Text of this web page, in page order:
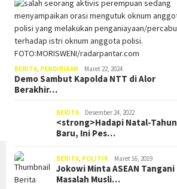
BERITA PENDIDIKAN Maret 22, 2024
Demo Sambut Kapolda NTT di Alor
Berakhir…
BERITA Desember 24, 2022
<strong>Hadapi Natal-Tahun
Baru, Ini Pes…
BERITA POLITIK Maret 16, 2019
Jokowi Minta ASEAN Tangani
Masalah Musli…